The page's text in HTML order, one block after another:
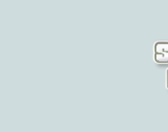
Hoppa
Hoppa